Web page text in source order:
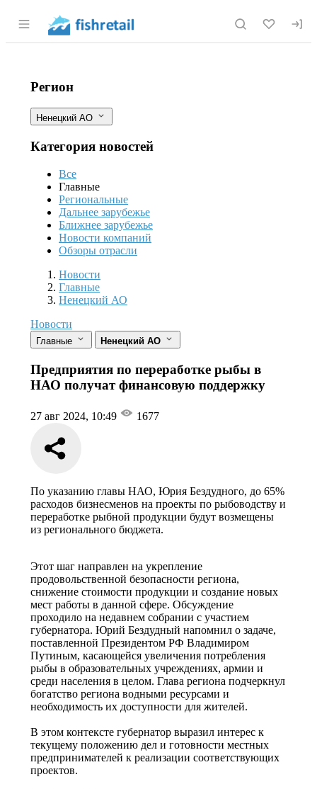
Раздел навигации по сайту fishretail.ru
Предприятия по переработке
Фильтры
Регион
Ненецкий АО
Категория новостей
Все
Главные
Региональные
Дальнее зарубежье
Ближнее зарубежье
Новости компаний
Обзоры отрасли
Новости
Разделы
Новости
Главные
Ненецкий АО
Новости
Главные Ненецкий АО
Предприятия по переработке рыбы в
НАО получат финансовую поддержку
27 авг 2024, 10:49 1677
По указанию главы НАО, Юрия Бездудного, до 65%
расходов бизнесменов на проекты по рыбоводству и
переработке рыбной продукции будут возмещены
из регионального бюджета.
Этот шаг направлен на укрепление
продовольственной безопасности региона,
снижение стоимости продукции и создание новых
мест работы в данной сфере. Обсуждение
проходило на недавнем собрании с участием
губернатора. Юрий Бездудный напомнил о задаче,
поставленной Президентом РФ Владимиром
Путиным, касающейся увеличения потребления
рыбы в образовательных учреждениях, армии и
среди населения в целом. Глава региона подчеркнул
богатство региона водными ресурсами и
необходимость их доступности для жителей.
В этом контексте губернатор выразил интерес к
текущему положению дел и готовности местных
предпринимателей к реализации соответствующих
проектов.